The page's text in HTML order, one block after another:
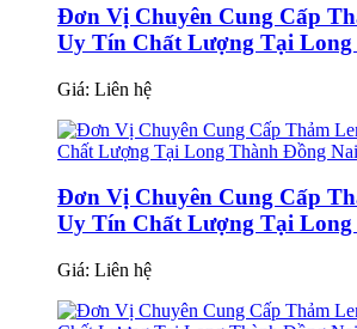
Đơn Vị Chuyên Cung Cấp
Uy Tín Chất Lượng Tại Long
Giá: Liên hệ
Đơn Vị Chuyên Cung Cấp
Uy Tín Chất Lượng Tại
Giá: Liên hệ